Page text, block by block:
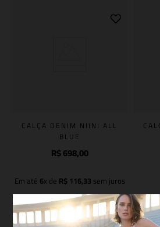
CALÇA DENIM NIINI ALL
BLUE
R$698,00
Em até 6x de R$116,33 sem juros
Adicionar à sacola